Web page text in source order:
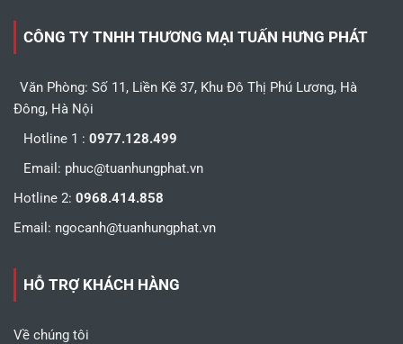
CÔNG TY TNHH THƯƠNG MẠI TUẤN HƯNG PHÁT
Văn Phòng: Số 11, Liền Kề 37, Khu Đô Thị Phú Lương, Hà
Đông, Hà Nội
Hotline 1 : 0977.128.499
Email: phuc@tuanhungphat.vn
Hotline 2: 0968.414.858
Email: ngocanh@tuanhungphat.vn
HỖ TRỢ KHÁCH HÀNG
Về chúng tôi